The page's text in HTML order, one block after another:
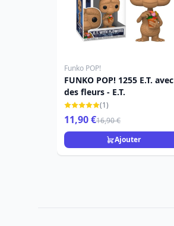
Funko POP!
FUNKO POP! 1255 E.T. avec
des fleurs - E.T.
(1)
11,90 €16,90 €
Ajouter